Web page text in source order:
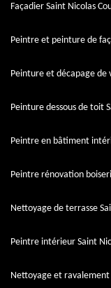
Façadier Saint Nicolas
Peintre et peinture de
Peinture et décapage de
Peinture dessous de toit
Peintre en bâtiment
Peintre rénovation
Nettoyage de terrasse
Peintre intérieur Saint
Nettoyage et ravalement